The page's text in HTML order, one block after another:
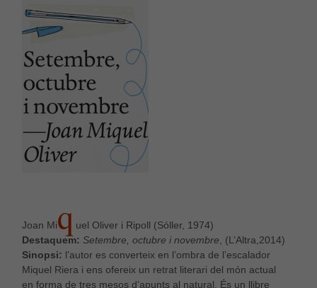
Joan MiQ uel Oliver i Ripoll (Sóller, 1974)
Destaquem: Setembre, octubre i novembre , (L’Altra,2014)
Sinopsi: l’autor es converteix en l’ombra de l’escalador
Miquel Riera i ens ofereix un retrat literari del món actual
en forma de tres mesos d’apunts al natural. És un llibre